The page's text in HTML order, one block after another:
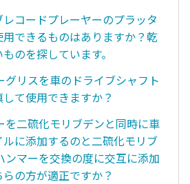
コードプレーヤーのプラッタ
できるものはありますか？乾
のを探しています。
グリスを車のドライブシャフト
て使用できますか？
を二硫化モリブデンと同時に車
に添加するのと二硫化モリブ
ンマーを交換の度に交互に添加
の方が適正ですか？